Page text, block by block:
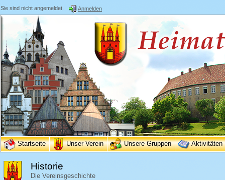
Sie sind nicht angemeldet. Anmelden
Startseite Unser Verein Unsere Gruppen Aktivitäten
Historie
Die Vereinsgeschichte